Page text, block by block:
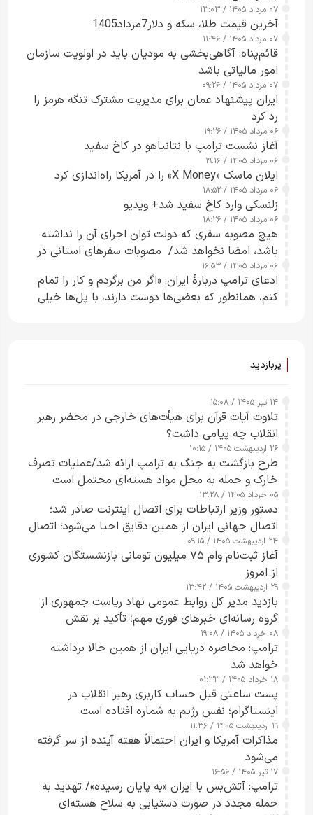
۰۷ مرداد ۱۴۰۵ / ۱۳:۰۳
آخرین قیمت طلا، سکه و دلار7مرداد1405
۰۷ مرداد ۱۴۰۵ / ۱۱:۴۶
قائم‌پناه: آگاهی‌بخشی به مودیان باید در اولویت سازمان
امور مالیاتی باشد
۰۷ مرداد ۱۴۰۵ / ۰۹:۲۶
ایران پیشنهاد عمان برای مدیریت مشترک تنگه هرمز را
رد کرد
۰۶ مرداد ۱۴۰۵ / ۱۹:۲۶
آغاز نشست ترامپ با نتانیاهو در کاخ سفید
۰۶ مرداد ۱۴۰۵ / ۱۹:۱۶
ایلان ماسک «X Money» را در آمریکا راه‌اندازی کرد
۰۶ مرداد ۱۴۰۵ / ۱۸:۵۲
زلنسکی وارد کاخ سفید شد+ ویدیو
۰۶ مرداد ۱۴۰۵ / ۱۸:۲۶
هیچ مصوبه سفری که دولت توان اجرای آن را نداشته
باشد، امضا نخواهد شد/ مصوبات سفرهای استانی در
چارچوب قانون بودجه است+ عکس
۰۶ مرداد ۱۴۰۵ / ۱۶:۵۳
ادعای ترامپ دربارهٔ ایران: «اگر من برگردم و کار را تمام
کنم، همانطور که بعضی‌ها دوست دارند، با پل‌ها خیلی
پربازدید
۱۴ تیر ۱۴۰۵ / ۱۵:۰۸
تلاوت آیات قرآن برای هیأت‌های خارجی در محضر رهبر
انقلاب چه پیامی داشت؟
۲۶ اردیبهشت ۱۴۰۵ / ۱۰:۱۵
طرح‌ بازگشت به جنگ به ترامپ ارائه شد/عملیات تصرف
خارک و حمله به محل مواد هسته‌ای محتمل است
۰۵ خرداد ۱۴۰۵ / ۱۳:۲۸
دستور وزیر ارتباطات برای اتصال اینترنت صادر شد؛
اتصال جهانی ایران از همین دقایق احیا می‌شود؛ اتصال
کامل مردم تا ۲۴ ساعت آینده
۲۴ اردیبهشت ۱۴۰۵ / ۰۹:۱۵
آغاز ثبت‌نام وام ۷۵ میلیون تومانی بازنشستگان کشوری
از امروز
۲۹ اردیبهشت ۱۴۰۵ / ۱۳:۴۲
بازدید مدیر کل روابط عمومی نهاد ریاست جمهوری از
گروه رسانه‌ای خبرهای فوری مهم؛ تأکید بر نقش
رسانه‌های هوشمند و مسئول در ارتقای آگاهی عمومی
۰۸ خرداد ۱۴۰۵ / ۱۹:۰۸
ترامپ: محاصره دریایی ایران از همین حالا برداشته
خواهد شد
۱۸ خرداد ۱۴۰۵ / ۰۱:۳۳
پست ساعتی قبل حساب کاربری رهبر انقلاب در
اینستاگرام؛ نفس رژیم به شماره افتاده است​
۱۹ اردیبهشت ۱۴۰۵ / ۱۱:۳۶
مذاکرات آمریکا و ایران احتمالاً هفته آینده از سر گرفته
می‌شود
۱۷ تیر ۱۴۰۵ / ۱۶:۵۶
ترامپ: آتش‌بس با ایران «به پایان رسیده»/ تهدید به
حمله مجدد در صورت دستیابی به سلاح هسته‌ای